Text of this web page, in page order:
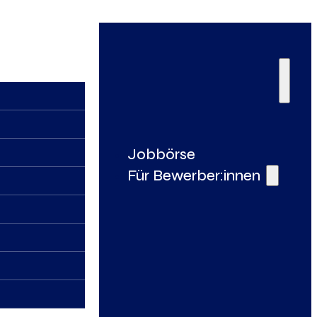
Jobbörse
Für Bewerber:innen